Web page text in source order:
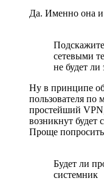
Да. Именно она
сетевыми
не будет
Ну в принципе
пользователя по
простейший
возникнут будет
Проще попросить
Будет ли
системник